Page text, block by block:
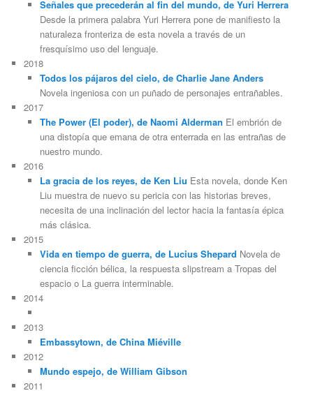
Señales que precederán al fin del mundo, de Yuri Herrera
Desde la primera palabra Yuri Herrera pone de manifiesto la
naturaleza fronteriza de esta novela a través de un
fresquísimo uso del lenguaje.
2018
Todos los pájaros del cielo, de Charlie Jane Anders
Novela ingeniosa con un puñado de personajes entrañables.
2017
The Power (El poder), de Naomi Alderman El embrión de
una distopía que emana de otra enterrada en las entrañas de
nuestro mundo.
2016
La gracia de los reyes, de Ken Liu Esta novela, donde Ken
Liu muestra de nuevo su pericia con las historias breves,
necesita de una inclinación del lector hacia la fantasía épica
más clásica.
2015
Vida en tiempo de guerra, de Lucius Shepard Novela de
ciencia ficción bélica, la respuesta slipstream a Tropas del
espacio o La guerra interminable.
2014
2013
Embassytown, de China Miéville
2012
Mundo espejo, de William Gibson
2011